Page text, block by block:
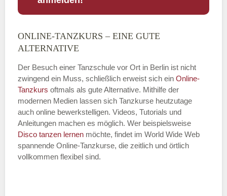
Name
E-Mail*
Name der Tanzschule
ONLINE-TANZKURS – EINE GUTE
ALTERNATIVE
Der Besuch einer Tanzschule vor Ort in Berlin ist nicht
zwingend ein Muss, schließlich erweist sich ein Online-
Tanzkurs oftmals als gute Alternative. Mithilfe der
modernen Medien lassen sich Tanzkurse heutzutage
auch online bewerkstelligen. Videos, Tutorials und
Anleitungen machen es möglich. Wer beispielsweise
Disco tanzen lernen möchte, findet im World Wide Web
spannende Online-Tanzkurse, die zeitlich und örtlich
vollkommen flexibel sind.